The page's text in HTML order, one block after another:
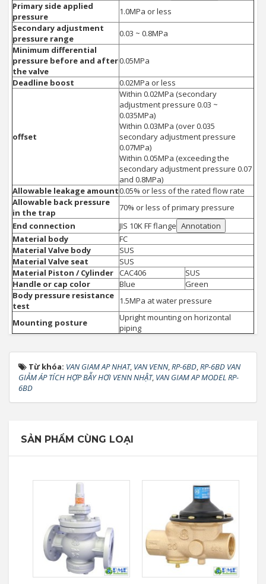
Primary side applied
pressure
1.0MPa or less
Secondary adjustment
pressure range
0.03 ~ 0.8MPa
Minimum differential
pressure before and after
the valve
0.05MPa
Deadline boost 0.02MPa or less
offset
Within 0.02MPa (secondary
adjustment pressure 0.03 ~
0.035MPa)
Within 0.03MPa (over 0.035
secondary adjustment pressure
0.07MPa)
Within 0.05MPa (exceeding the
secondary adjustment pressure 0.07
and 0.8MPa)
Allowable leakage amount0.05% or less of the rated flow rate
Allowable back pressure
in the trap
70% or less of primary pressure
End connection
JIS 10K FF flange Annotation
Material body
FC
Material Valve body
SUS
Material Valve seat
SUS
Material Piston / Cylinder CAC406
SUS
Handle or cap color
Blue
Green
Body pressure resistance
test
1.5MPa at water pressure
Mounting posture
Upright mounting on horizontal
piping
Từ khóa: VAN GIAM AP NHAT, VAN VENN,RP-6BD,RP-6BD VAN
GIẢM ÁP TÍCH HỢP BẪY HƠI VENN NHẬT, VAN GIAM AP MODEL RP-
6BD
SẢN PHẨM CÙNG LOẠI